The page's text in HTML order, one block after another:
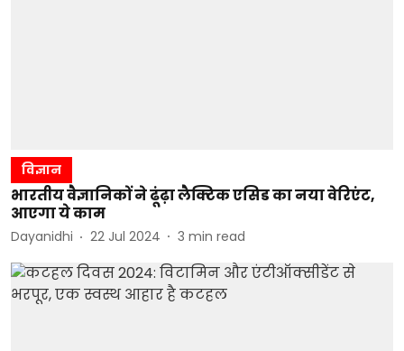
विज्ञान
भारतीय वैज्ञानिकों ने ढूंढ़ा लैक्टिक एसिड का नया वेरिएंट,
आएगा ये काम
Dayanidhi 22 Jul 2024 3 min read